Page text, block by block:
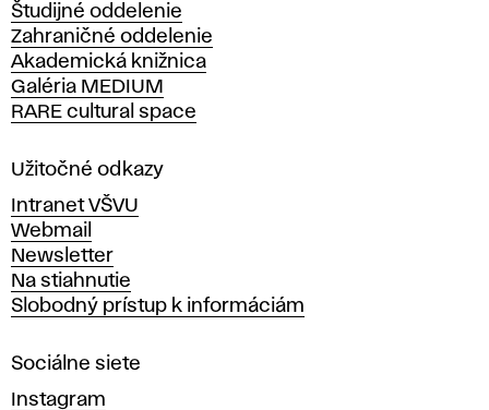
k
á
š
k
o
a
ý
t
v
a
r
ý
c
Študijné oddelenie
Zahraničné oddelenie
Akademická knižnica
Galéria MEDIUM
RARE cultural space
Užitočné odkazy
Intranet VŠVU
Webmail
Newsletter
Na stiahnutie
Slobodný prístup k informáciám
Sociálne siete
Instagram